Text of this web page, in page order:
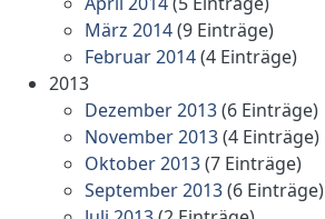
März 2014(9 Einträge)
Februar 2014(4 Einträge)
2013
Dezember 2013(6 Einträge)
November 2013(4 Einträge)
Oktober 2013(7 Einträge)
September 2013(6 Einträge)